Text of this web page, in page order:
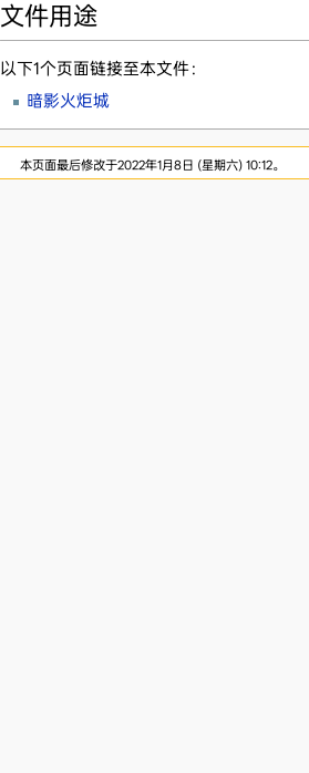
文件用途
以下1个页面链接至本文件：
暗影火炬城
本页面最后修改于2022年1月8日 (星期六) 10:12。